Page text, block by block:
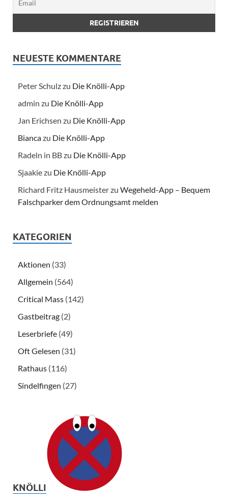
NEUESTE KOMMENTARE
Peter Schulzzu Die Knölli-App
admin zu Die Knölli-App
Jan Erichsen zu Die Knölli-App
Biancazu Die Knölli-App
Radeln in BBzu Die Knölli-App
Sjaakiezu Die Knölli-App
Richard Fritz Hausmeisterzu Wegeheld-App – Bequem
Falschparker dem Ordnungsamt melden
KATEGORIEN
Aktionen (33)
Allgemein (564)
Critical Mass (142)
Gastbeitrag (2)
Leserbriefe (49)
Oft Gelesen (31)
Rathaus (116)
Sindelfingen (27)
KNÖLLI